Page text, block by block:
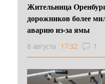
Жительница
дорожников более
аварию из-за ямы
8 августа 17:32 1